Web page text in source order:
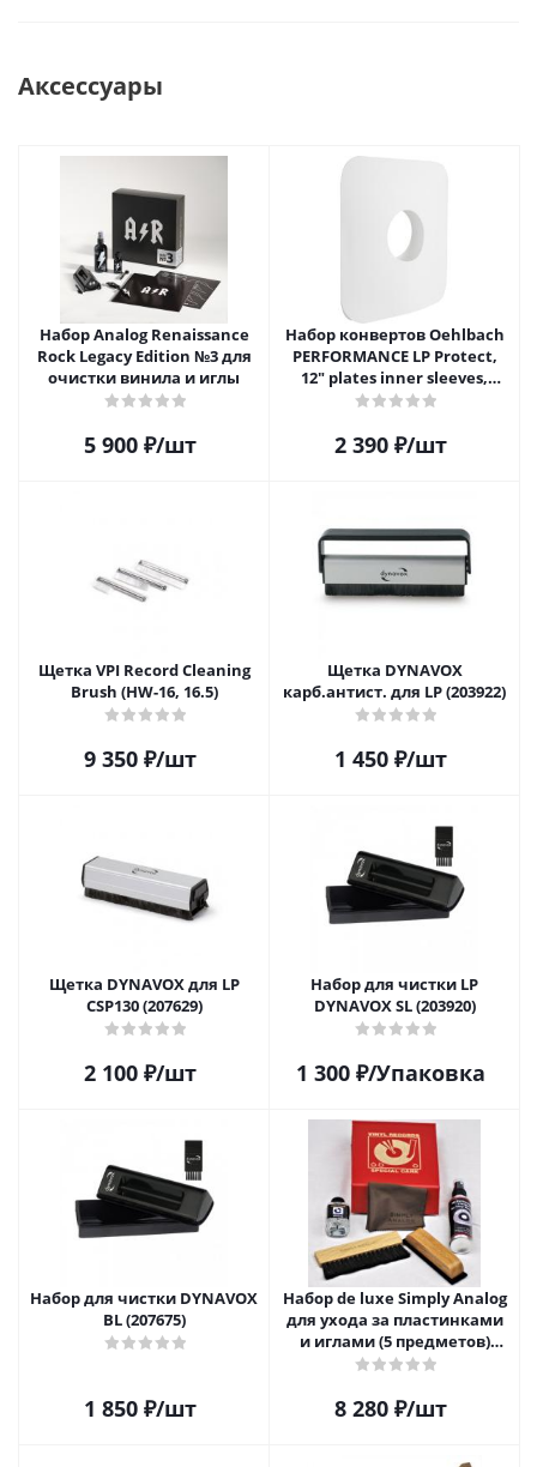
Аксессуары
Набор Analog Renaissance
Rock Legacy Edition №3 для
очистки винила и иглы
5 900₽/шт
Набор конвертов Oehlbach
PERFORMANCE LP Protect,
12" plates inner sleeves,
D1C2611
2 390₽/шт
Щетка VPI Record Cleaning
Brush (HW-16, 16.5)
9 350₽/шт
Щетка DYNAVOX
карб.антист. для LP (203922)
1 450₽/шт
Щетка DYNAVOX для LP
CSP130 (207629)
2 100₽/шт
Набор для чистки LP
DYNAVOX SL (203920)
1 300₽/Упаковка
Набор для чистки DYNAVOX
BL (207675)
1 850₽/шт
Набор de luxe Simply Analog
для ухода за пластинками
и иглами (5 предметов)
SAVC008
8 280₽/шт